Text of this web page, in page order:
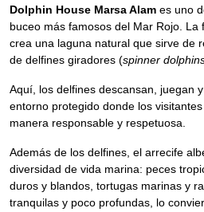
Dolphin House Marsa Alam es uno
buceo más famosos del Mar Rojo.
crea una laguna natural que sirve de
de delfines giradores (spinner
Aquí, los delfines descansan, juegan
entorno protegido donde los
manera responsable y respetuosa.
Además de los delfines, el arrecife
diversidad de vida marina: peces
duros y blandos, tortugas marinas y
tranquilas y poco profundas, lo